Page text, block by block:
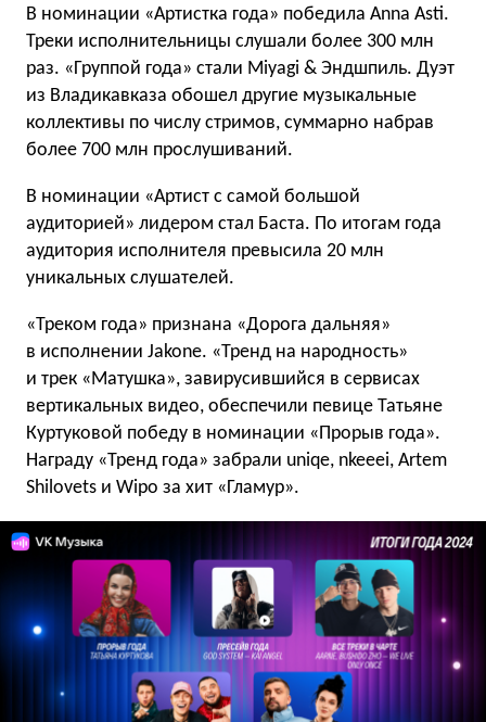
В номинации «Артистка года» победила Anna Asti.
Треки исполнительницы слушали более 300 млн
раз. «Группой года» стали Miyagi & Эндшпиль. Дуэт
из Владикавказа обошел другие музыкальные
коллективы по числу стримов, суммарно набрав
более 700 млн прослушиваний.
В номинации «Артист с самой большой
аудиторией» лидером стал Баста. По итогам года
аудитория исполнителя превысила 20 млн
уникальных слушателей.
«Треком года» признана «Дорога дальняя»
в исполнении Jakone. «Тренд на народность»
и трек «Матушка», завирусившийся в сервисах
вертикальных видео, обеспечили певице Татьяне
Куртуковой победу в номинации «Прорыв года».
Награду «Тренд года» забрали uniqe, nkeeei, Artem
Shilovets и Wipo за хит «Гламур».